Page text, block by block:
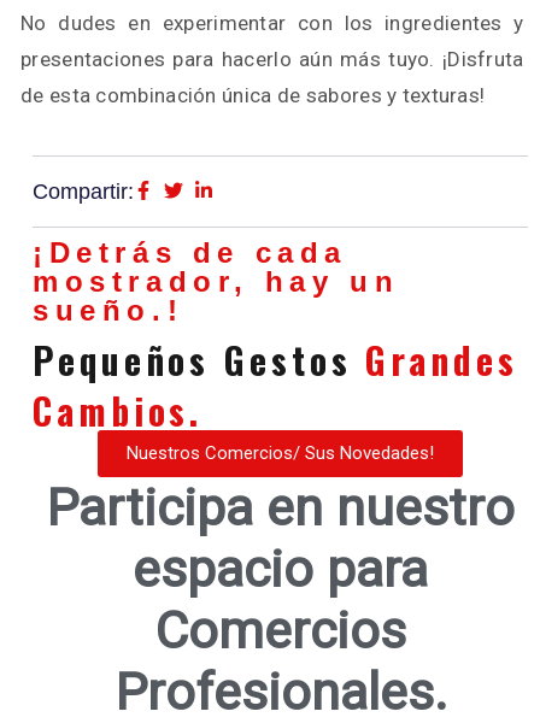
No dudes en experimentar con los ingredientes y
presentaciones para hacerlo aún más tuyo. ¡Disfruta
de esta combinación única de sabores y texturas!
Compartir:
¡Detrás de cada
mostrador, hay un
sueño.!
Pequeños Gestos Grandes
Cambios.
Nuestros Comercios/ Sus Novedades!
Participa en nuestro
espacio para
Comercios
Profesionales.